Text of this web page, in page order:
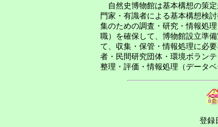
自然史博物館は基本構想の策
門家・有識者による基本構想検
集のための調査・研究・情報処
職）を確保して、博物館設立準
て、収集・保管・情報処理に必
者・民間研究団体・環境ボラン
整理・評価・情報処理（データ
登録